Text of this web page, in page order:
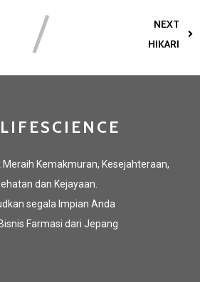
NEXT
HIKARI
Kemakmuran, Kesejahteraan,
dan Kejayaan.
segala Impian Anda
Farmasi dari Jepang